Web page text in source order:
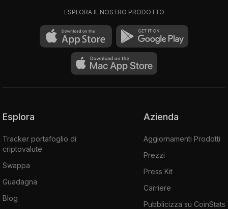
ESPLORA IL NOSTRO PRODOTTO
Esplora
Tracker portafoglio di
criptovalute
Swappa
Guadagna
Blog
Azienda
Aggiornamenti Prodotti
Prezzi
Press Kit
Carriere
Pubblicizza su CoinStats